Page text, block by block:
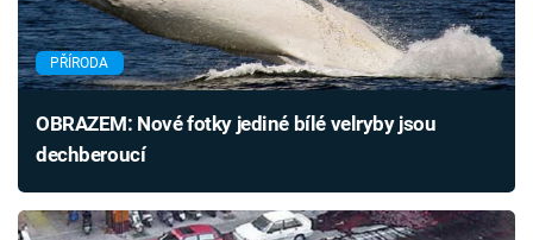
PŘÍRODA
OBRAZEM: Nové fotky jediné bílé velryby jsou
dechberoucí